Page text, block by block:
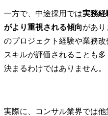
一方で、中途採用では実務経
がより重視される傾向があ
のプロジェクト経験や業務
スキルが評価されることも
決まるわけではありません。
実際に、コンサル業界では